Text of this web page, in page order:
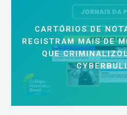
CARTÓRIOS DE
REGISTRAM MAIS DE
QUE